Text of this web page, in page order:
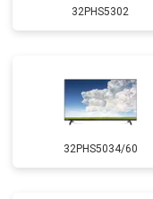
32PHS5302
32PHS5034/60